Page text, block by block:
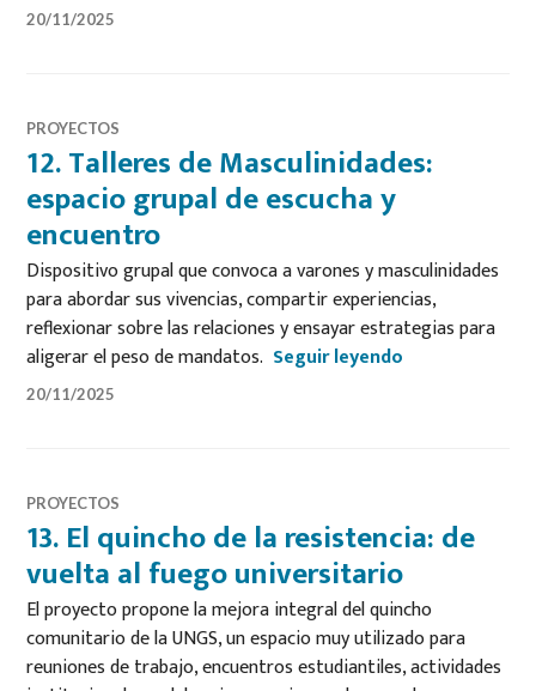
20/11/2025
PROYECTOS
12. Talleres de Masculinidades:
espacio grupal de escucha y
encuentro
Dispositivo grupal que convoca a varones y masculinidades
para abordar sus vivencias, compartir experiencias,
reflexionar sobre las relaciones y ensayar estrategias para
aligerar el peso de mandatos. Seguir leyendo
20/11/2025
PROYECTOS
13. El quincho de la resistencia: de
vuelta al fuego universitario
El proyecto propone la mejora integral del quincho
comunitario de la UNGS, un espacio muy utilizado para
reuniones de trabajo, encuentros estudiantiles, actividades